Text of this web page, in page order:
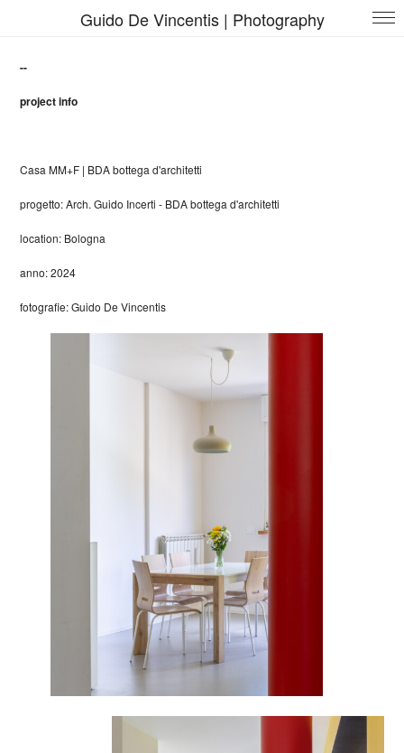
Guido De Vincentis | Photography
--
project info
Casa MM+F | BDA bottega d'architetti
progetto: Arch. Guido Incerti - BDA bottega d'architetti
location: Bologna
anno: 2024
fotografie: Guido De Vincentis